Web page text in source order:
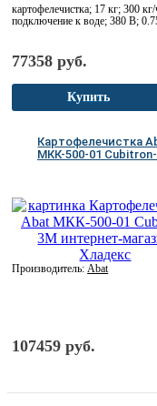
картофелечистка; 17 кг; 300
подключение к воде; 380 В;
77358 руб.
Купить
Картофелечистка
МКК-500-01
Производитель:Abat
107459 руб.